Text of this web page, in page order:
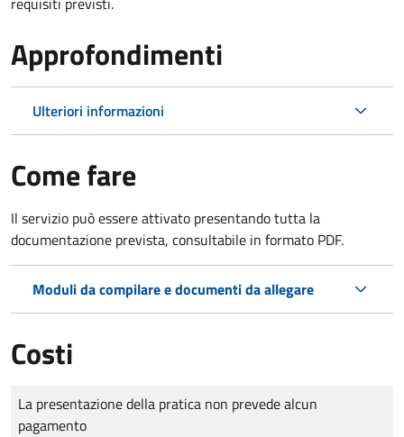
Approfondimenti
Ulteriori informazioni
Come fare
Il servizio può essere attivato presentando tutta la
documentazione prevista, consultabile in formato PDF.
Moduli da compilare e documenti da allegare
Costi
Tipo di pagamento
Importo
La presentazione della pratica non prevede alcun
pagamento